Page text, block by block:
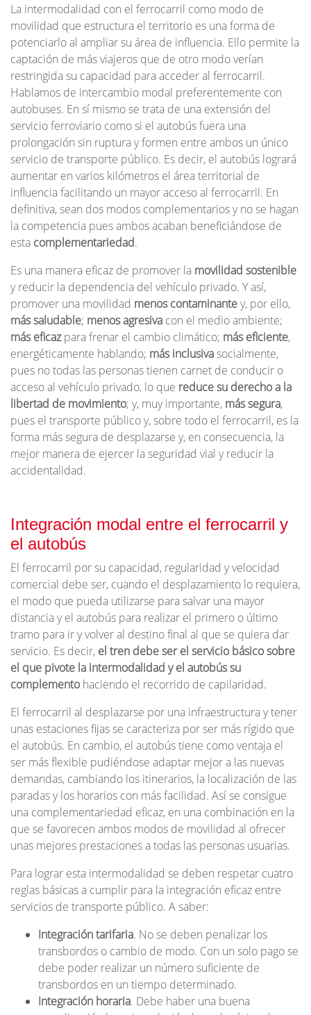
La intermodalidad con el ferrocarril como modo de
movilidad que estructura el territorio es una forma de
potenciarlo al ampliar su área de influencia. Ello permite la
captación de más viajeros que de otro modo verían
restringida su capacidad para acceder al ferrocarril.
Hablamos de intercambio modal preferentemente con
autobuses. En sí mismo se trata de una extensión del
servicio ferroviario como si el autobús fuera una
prolongación sin ruptura y formen entre ambos un único
servicio de transporte público. Es decir, el autobús logrará
aumentar en varios kilómetros el área territorial de
influencia facilitando un mayor acceso al ferrocarril. En
definitiva, sean dos modos complementarios y no se hagan
la competencia pues ambos acaban beneficiándose de
esta complementariedad.
Es una manera eficaz de promover la movilidad sostenible
y reducir la dependencia del vehículo privado. Y así,
promover una movilidad menos contaminantey, por ello,
más saludable; menos agresiva con el medio ambiente;
más eficazpara frenar el cambio climático; más eficiente,
energéticamente hablando; más inclusivasocialmente,
pues no todas las personas tienen carnet de conducir o
acceso al vehículo privado, lo que reduce su derecho a la
libertad de movimiento; y, muy importante, más segura,
pues el transporte público y, sobre todo el ferrocarril, es la
forma más segura de desplazarse y, en consecuencia, la
mejor manera de ejercer la seguridad vial y reducir la
accidentalidad.
Integración modal entre el ferrocarril y
el autobús
El ferrocarril por su capacidad, regularidad y velocidad
comercial debe ser, cuando el desplazamiento lo requiera,
el modo que pueda utilizarse para salvar una mayor
distancia y el autobús para realizar el primero o último
tramo para ir y volver al destino final al que se quiera dar
servicio. Es decir, el tren debe ser el servicio básico sobre
el que pivote la intermodalidad y el autobús su
complemento haciendo el recorrido de capilaridad.
El ferrocarril al desplazarse por una infraestructura y tener
unas estaciones fijas se caracteriza por ser más rígido que
el autobús. En cambio, el autobús tiene como ventaja el
ser más flexible pudiéndose adaptar mejor a las nuevas
demandas, cambiando los itinerarios, la localización de las
paradas y los horarios con más facilidad. Así se consigue
una complementariedad eficaz, en una combinación en la
que se favorecen ambos modos de movilidad al ofrecer
unas mejores prestaciones a todas las personas usuarias.
Para lograr esta intermodalidad se deben respetar cuatro
reglas básicas a cumplir para la integración eficaz entre
servicios de transporte público. A saber:
Integración tarifaria. No se deben penalizar los
transbordos o cambio de modo. Con un solo pago se
debe poder realizar un número suficiente de
transbordos en un tiempo determinado.
Integración horaria. Debe haber una buena